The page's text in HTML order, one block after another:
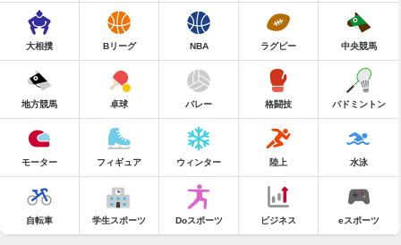
大相撲 Bリーグ NBA ラグビー 中央競馬
地方競馬 卓球 バレー 格闘技 バドミントン
モーター フィギュア ウィンター 陸上 水泳
自転車 学生スポーツ Doスポーツ ビジネス eスポーツ